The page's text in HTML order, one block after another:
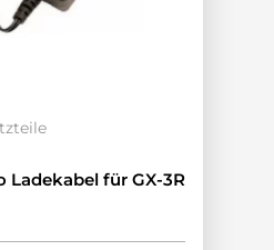
Ladekabel für GX-3R